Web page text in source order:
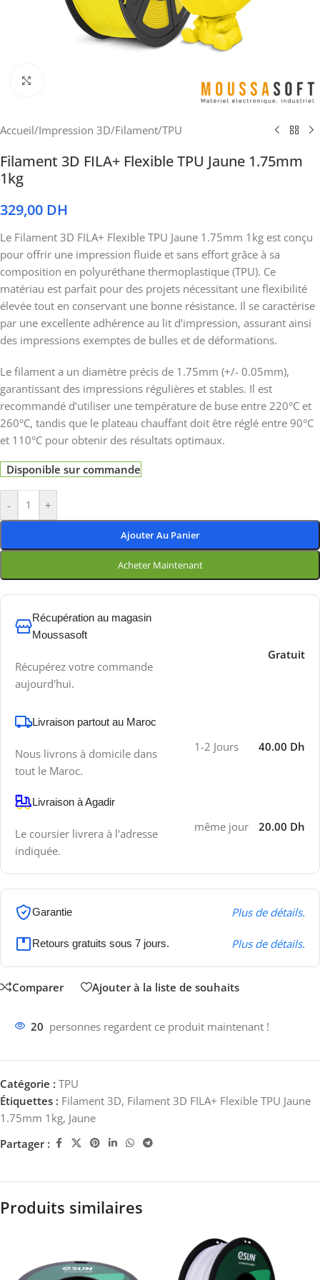
Accueil/Impression 3D/Filament/TPU
Filament 3D FILA+ Flexible TPU Jaune 1.75mm
1kg
329,00 DH
Le Filament 3D FILA+ Flexible TPU Jaune 1.75mm 1kg est conçu
pour offrir une impression fluide et sans effort grâce à sa
composition en polyuréthane thermoplastique (TPU). Ce
matériau est parfait pour des projets nécessitant une flexibilité
élevée tout en conservant une bonne résistance. Il se caractérise
par une excellente adhérence au lit d’impression, assurant ainsi
des impressions exemptes de bulles et de déformations.
Le filament a un diamètre précis de 1.75mm (+/- 0.05mm),
garantissant des impressions régulières et stables. Il est
recommandé d’utiliser une température de buse entre 220°C et
260°C, tandis que le plateau chauffant doit être réglé entre 90°C
et 110°C pour obtenir des résultats optimaux.
Disponible sur commande
- +
Ajouter Au Panier
Acheter Maintenant
Récupération au magasin
Moussasoft
Récupérez votre commande
aujourd'hui.
Gratuit
Livraison partout au Maroc
Nous livrons à domicile dans
tout le Maroc.
1-2 Jours 40.00 Dh
Livraison à Agadir
Le coursier livrera à l'adresse
indiquée.
même jour 20.00 Dh
Garantie Plus de détails.
Retours gratuits sous 7 jours. Plus de détails.
Comparer Ajouter à la liste de souhaits
20 personnes regardent ce produit maintenant !
Catégorie : TPU
Étiquettes : Filament 3D, Filament 3D FILA+ Flexible TPU Jaune
1.75mm 1kg, Jaune
Partager :
Produits similaires